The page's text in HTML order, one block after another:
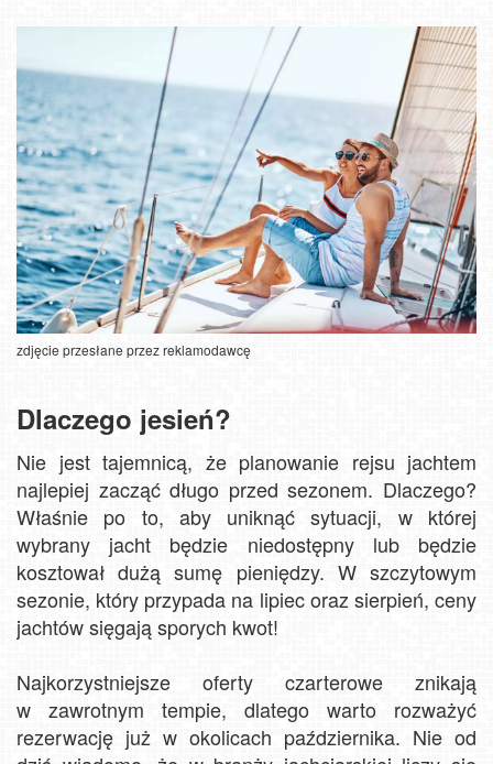
zdjęcie przesłane przez reklamodawcę
Dlaczego jesień?
Nie jest tajemnicą, że planowanie rejsu jachtem
najlepiej zacząć długo przed sezonem. Dlaczego?
Właśnie po to, aby uniknąć sytuacji, w której
wybrany jacht będzie niedostępny lub będzie
kosztował dużą sumę pieniędzy. W szczytowym
sezonie, który przypada na lipiec oraz sierpień, ceny
jachtów sięgają sporych kwot!
Najkorzystniejsze oferty czarterowe znikają
w zawrotnym tempie, dlatego warto rozważyć
rezerwację już w okolicach października. Nie od